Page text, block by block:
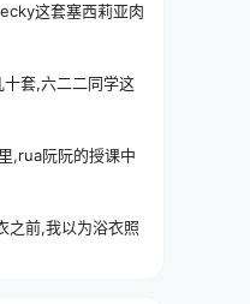
这套塞西莉亚肉
套,六二二同学这
,rua阮阮的授课中
之前,我以为浴衣照